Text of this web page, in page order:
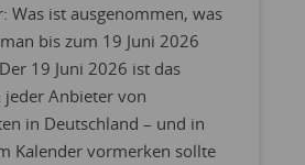
Was ist ausgenommen, was
bis zum 19 Juni 2026
19 Juni 2026 ist das
jeder Anbieter von
in Deutschland – und in
Kalender vormerken sollte